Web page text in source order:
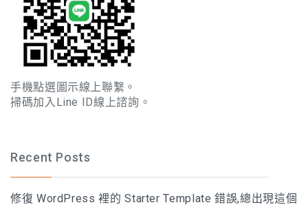
手機點選圖示線上聯繫。
掃碼加入Line ID線上諮詢。
Recent Posts
修復 WordPress 裡的 Starter Template 錯誤,總出現這個